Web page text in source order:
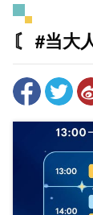
〘 #当大